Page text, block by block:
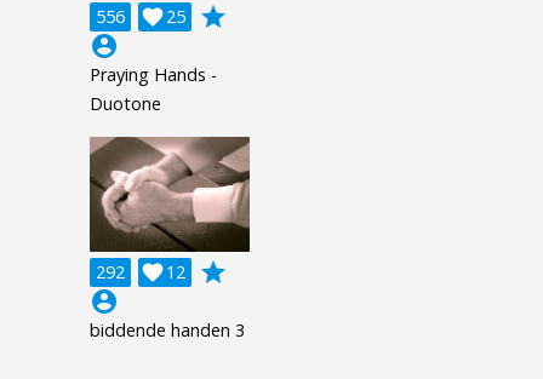
556 25

grade
account_circle
Praying Hands -
Duotone
292 12

grade
account_circle
biddende handen 3